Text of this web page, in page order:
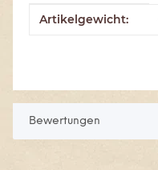
Produkteigenschaft
Wert
Artikelgewicht:
Bewertungen